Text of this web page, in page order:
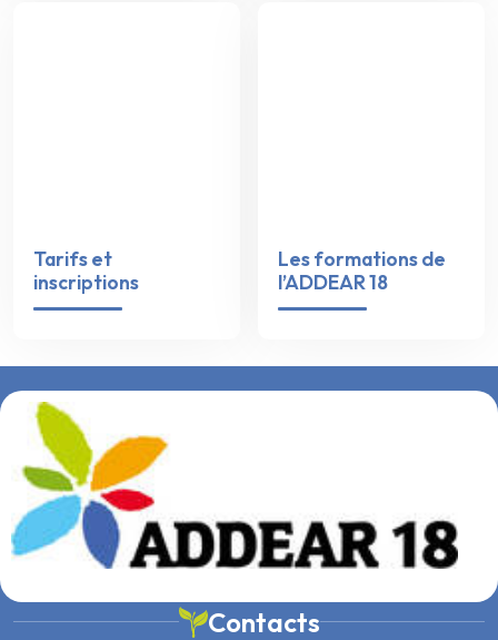
Tarifs et
inscriptions
Les formations de
l’ADDEAR 18
Contacts